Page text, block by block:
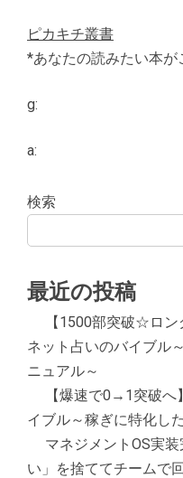
ピカキチ叢書
*あなたの読みたい本が
g:
a:
検索
最近の投稿
【1500部突破☆ロ
ネット占いのバイブル
ニュアル～
【爆速で0→1突破
イブル～稼ぎに特化し
マネジメントOS実
い」を捨ててチームで